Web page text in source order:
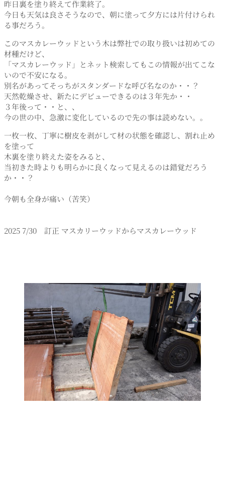
昨日裏を塗り終えて作業終了。
今日も天気は良さそうなので、朝に塗って夕方には片付けられ
る事だろう。
このマスカレーウッドという木は弊社での取り扱いは初めての
材種だけど、
「マスカレーウッド」とネット検索してもこの情報が出てこな
いので不安になる。
別名があってそっちがスタンダードな呼び名なのか・・？
天然乾燥させ、新たにデビューできるのは３年先か・・
３年後って・・と、、
今の世の中、急激に変化しているので先の事は読めない。。
一枚一枚、丁寧に樹皮を剥がして材の状態を確認し、割れ止め
を塗って
木裏を塗り終えた姿をみると、
当初きた時よりも明らかに良くなって見えるのは錯覚だろう
か・・？
今朝も全身が痛い（苦笑）
2025 7/30 訂正 マスカリーウッドからマスカレーウッド